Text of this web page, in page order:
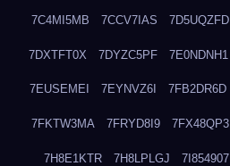
7C4MI5MB 7CCV7IAS 7D5UQZFD
7DXTFT0X 7DYZC5PF 7E0NDNH1
7EUSEMEI 7EYNVZ6I 7FB2DR6D
7FKTW3MA 7FRYD8I9 7FX48QP3
7H8E1KTR 7H8LPLGJ 7I854907